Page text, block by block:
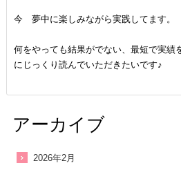
今 夢中に楽しみながら実践してます。
何をやっても結果がでない、最短で実績
にじっくり読んでいただきたいです♪
アーカイブ
2026年2月